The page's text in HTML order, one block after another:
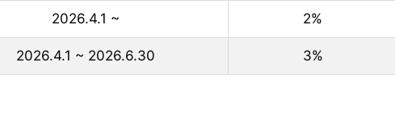
2026.4.1 ~ 2%
2026.4.1 ~ 2026.6.30 3%